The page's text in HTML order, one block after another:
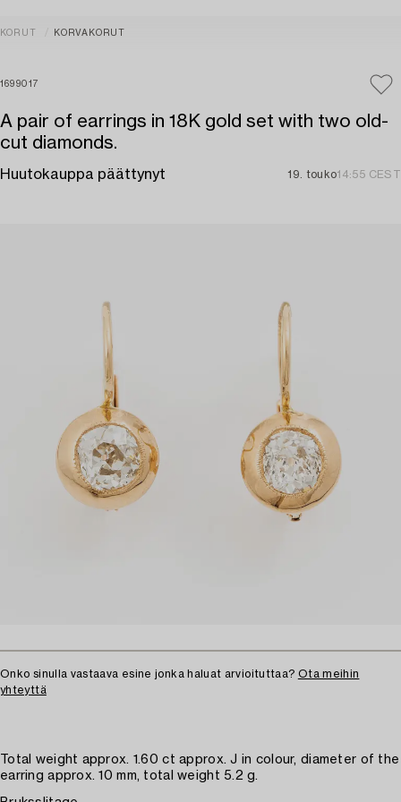
KORUT KORVAKORUT
1699017
A pair of earrings in 18K gold set with two old-
cut diamonds.
Huutokauppa päättynyt 19. touko14:55 CEST
Onko sinulla vastaava esine jonka haluat arvioituttaa? Ota meihin
yhteyttä
Total weight approx. 1.60 ct approx. J in colour, diameter of the
earring approx. 10 mm, total weight 5.2 g.